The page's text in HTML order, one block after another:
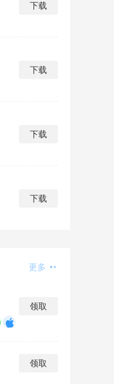
下载
下载
下载
下载
更多
领取
领取